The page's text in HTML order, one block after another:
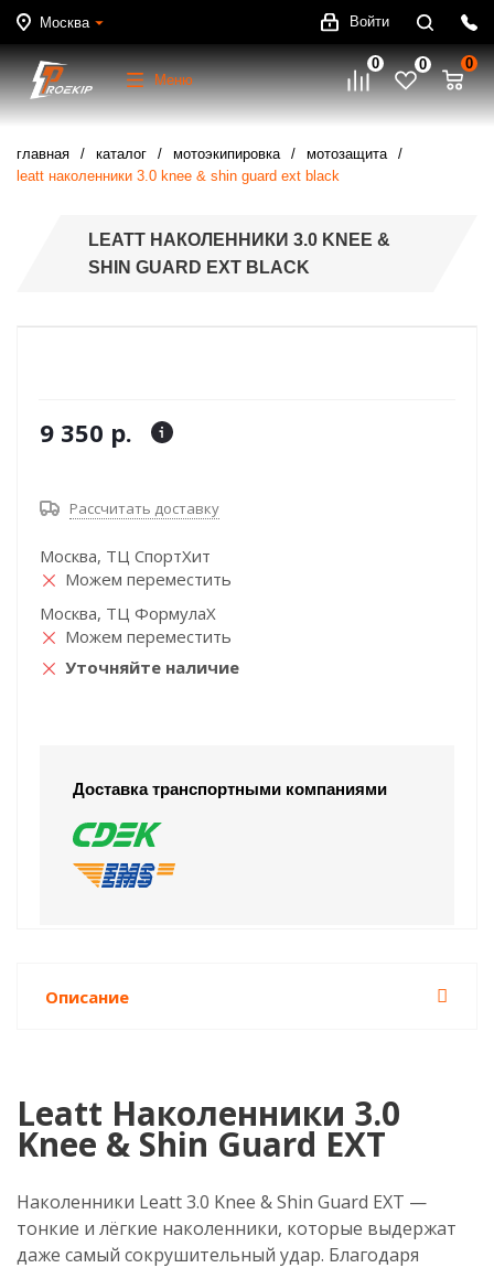
Москва Войти
Меню
0 0 0
главная каталог мотоэкипировка
мотозащита
leatt наколенники 3.0 knee & shin guard ext black
LEATT НАКОЛЕННИКИ 3.0 KNEE &
SHIN GUARD EXT BLACK
9 350 р.
Рассчитать доставку
Москва, ТЦ СпортХит
Можем переместить
Москва, ТЦ ФормулаХ
Можем переместить
Уточняйте наличие
Доставка транспортными компаниями
Описание
Leatt Наколенники 3.0
Knee & Shin Guard EXT
Наколенники Leatt 3.0 Knee & Shin Guard EXT —
тонкие и лёгкие наколенники, которые выдержат
даже самый сокрушительный удар. Благодаря